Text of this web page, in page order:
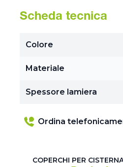
Scheda tecnica
Colore
Materiale
Spessore lamiera
Ordina
COPERCHI PER